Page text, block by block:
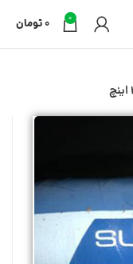
0
0تومان